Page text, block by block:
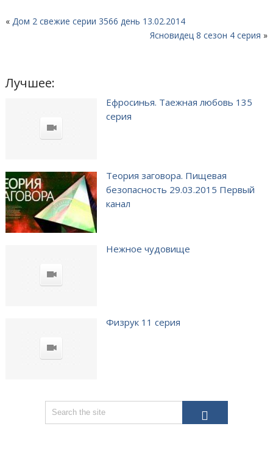
« Дом 2 свежие серии 3566 день 13.02.2014
Ясновидец 8 сезон 4 серия »
Лучшее:
Ефросинья. Таежная любовь 135
серия
Теория заговора. Пищевая
безопасность 29.03.2015 Первый
канал
Нежное чудовище
Физрук 11 серия